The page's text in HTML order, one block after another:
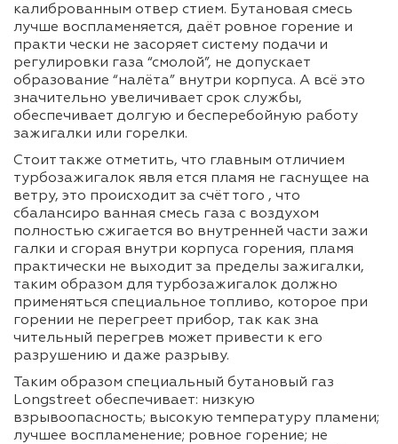
калиброванным отвер стием. Бутановая смесь
лучше воспламеняется, даёт ровное горение и
практи чески не засоряет систему подачи и
регулировки газа “смолой”, не допускает
образование “налёта” внутри корпуса. А всё это
значительно увеличивает срок службы,
обеспечивает долгую и бесперебойную работу
зажигалки или горелки.
Стоит также отметить, что главным отличием
турбозажигалок явля ется пламя не гаснущее на
ветру, это происходит за счёт того , что
сбалансиро ванная смесь газа с воздухом
полностью сжигается во внутренней части зажи
галки и сгорая внутри корпуса горения, пламя
практически не выходит за пределы зажигалки,
таким образом для турбозажигалок должно
применяться специальное топливо, которое при
горении не перегреет прибор, так как зна
чительный перегрев может привести к его
разрушению и даже разрыву.
Таким образом специальный бутановый газ
Longstreet обеспечивает: низкую
взрывоопасность; высокую температуру пламени;
лучшее воспламенение; ровное горение; не